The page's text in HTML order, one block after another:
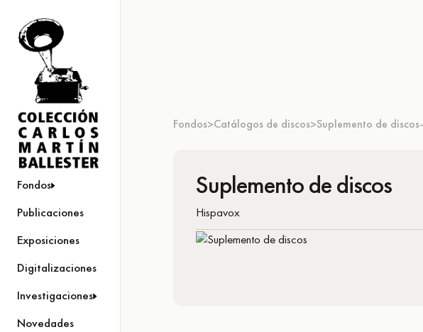
Fondos
Publicaciones
Exposiciones
Digitalizaciones
Investigaciones
Novedades
Fondos>Catálogos de discos>Suplemento de
Suplemento de discos
Hispavox